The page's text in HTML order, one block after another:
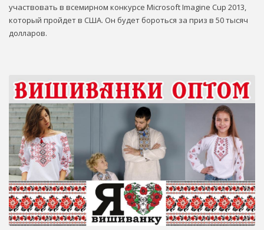
участвовать в всемирном конкурсе Microsoft Imagine Cup 2013,
который пройдет в США. Он будет бороться за приз в 50 тысяч
долларов.